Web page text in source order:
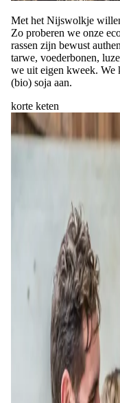
Met het Nijswolkje
Zo proberen we onze
rassen zijn bewust
tarwe, voederbonen,
we uit eigen kweek. We
(bio) soja aan.
korte keten